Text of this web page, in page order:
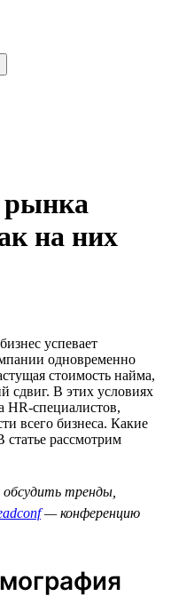
рынка
на них
успевает
одновременно
стоимость найма,
сдвиг. В этих условиях
HR-специалистов,
всего бизнеса. Какие
рассмотрим
тренды,
— конференцию